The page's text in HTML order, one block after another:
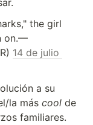
the girl
on.—
14 de julio
a su
la más cool de
familiares.